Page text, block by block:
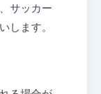
サッカー
します。